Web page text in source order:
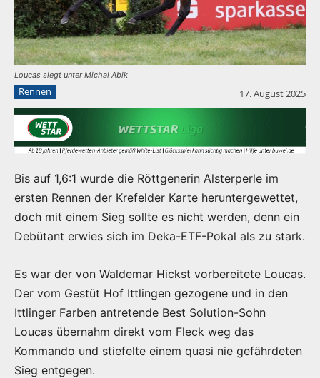
Loucas siegt unter Michal Abik
Rennen 17. August 2025
Bis auf 1,6:1 wurde die Röttgenerin Alsterperle im
ersten Rennen der Krefelder Karte heruntergewettet,
doch mit einem Sieg sollte es nicht werden, denn ein
Debütant erwies sich im Deka-ETF-Pokal als zu stark.
Es war der von Waldemar Hickst vorbereitete Loucas.
Der vom Gestüt Hof Ittlingen gezogene und in den
Ittlinger Farben antretende Best Solution-Sohn
Loucas übernahm direkt vom Fleck weg das
Kommando und stiefelte einem quasi nie gefährdeten
Sieg entgegen.